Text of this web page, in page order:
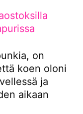
on
koen oloni
ja
aikaan